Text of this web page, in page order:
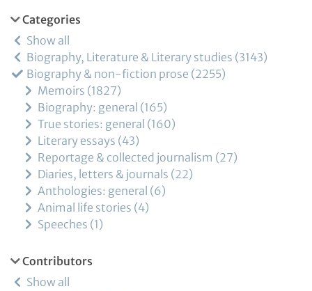
Categories
Show all
Biography, Literature & Literary studies 3143
Biography & non-fiction prose 2255
Memoirs 1827
Biography: general
165
True stories: general
160
Literary essays 43
Reportage & collected journalism 27
Diaries, letters & journals 22
Anthologies: general
6
Animal life stories 4
Speeches 1
Contributors
Show all